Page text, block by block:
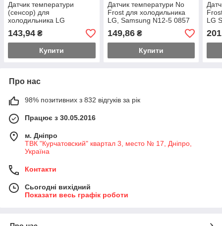
Датчик температури
(сенсор) для
холодильника LG
6615JB2005A,
4781JR2004A (з
термозапобіжником)
143,94 ₴
Купити
Датчик температури No
Frost для холодильника
LG, Samsung N12-5 0857
(з термозапобіжником)
149,86₴
Купити
LG
Про нас
98% позитивних з 832 відгуків за рік
Працює з 30.05.2016
м. Дніпро
ТВК "Курчатовский" квартал 3, место № 17, Дніпро,
Україна
Контакти
Сьогодні вихідний
Показати весь графік роботи